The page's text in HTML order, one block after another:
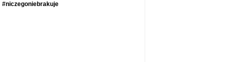
#niczegoniebrakuje